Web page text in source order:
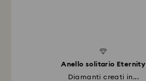
Anello solitario Eternity
Diamanti creati in...